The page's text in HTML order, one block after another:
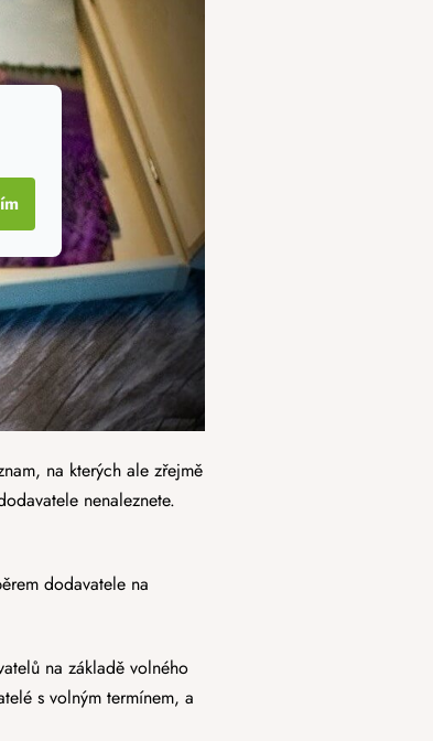
na kterých ale zřejmě
nenaleznete.
dodavatele na
na základě volného
s volným termínem, a